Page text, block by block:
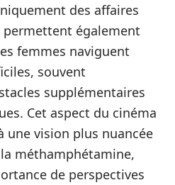
des affaires
permettent également
femmes naviguent
souvent
supplémentaires
Cet aspect du cinéma
une vision plus nuancée
méthamphétamine,
de perspectives